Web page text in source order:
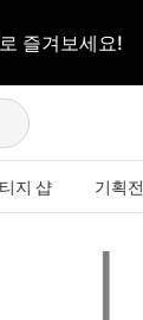
즐겨보세요!
지 샵 기획전